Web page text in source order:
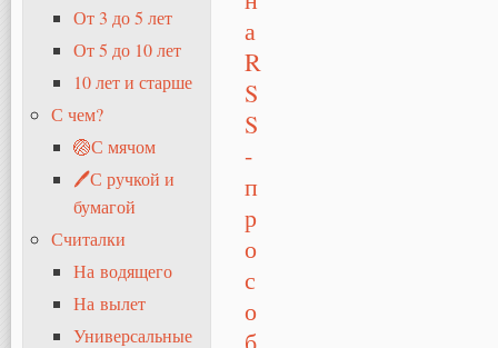
От 3 до 5 лет
От 5 до 10 лет
10 лет и старше
С чем?
🏐С мячом
🖊С ручкой и
бумагой
Считалки
На водящего
На вылет
Универсальные